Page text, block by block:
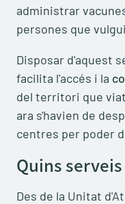
administrar
persones que
Disposar d'aquest
facilita l'accés i la
del territori que
ara s'havien de
centres per poder
Quins
Des de la Unitat